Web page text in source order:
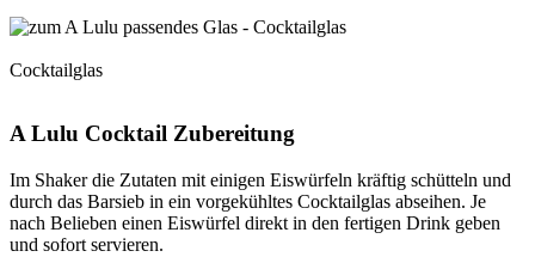
Cocktailglas
A Lulu Cocktail Zubereitung
Im Shaker die Zutaten mit einigen Eiswürfeln kräftig schütteln und
durch das Barsieb in ein vorgekühltes Cocktailglas abseihen. Je
nach Belieben einen Eiswürfel direkt in den fertigen Drink geben
und sofort servieren.